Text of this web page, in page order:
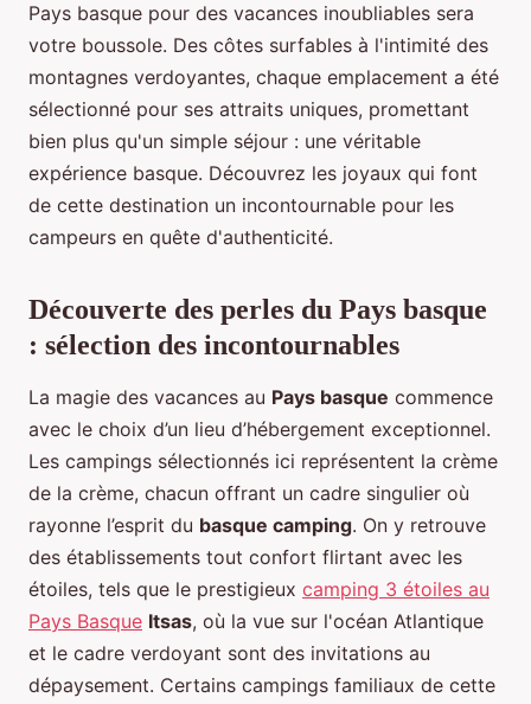
Pays basque pour des vacances inoubliables sera
votre boussole. Des côtes surfables à l'intimité des
montagnes verdoyantes, chaque emplacement a été
sélectionné pour ses attraits uniques, promettant
bien plus qu'un simple séjour : une véritable
expérience basque. Découvrez les joyaux qui font
de cette destination un incontournable pour les
campeurs en quête d'authenticité.
Découverte des perles du Pays basque
: sélection des incontournables
La magie des vacances au Pays basque commence
avec le choix d’un lieu d’hébergement exceptionnel.
Les campings sélectionnés ici représentent la crème
de la crème, chacun offrant un cadre singulier où
rayonne l’esprit du basque camping. On y retrouve
des établissements tout confort flirtant avec les
étoiles, tels que le prestigieux camping 3 étoiles au
Pays Basque Itsas, où la vue sur l'océan Atlantique
et le cadre verdoyant sont des invitations au
dépaysement. Certains campings familiaux de cette